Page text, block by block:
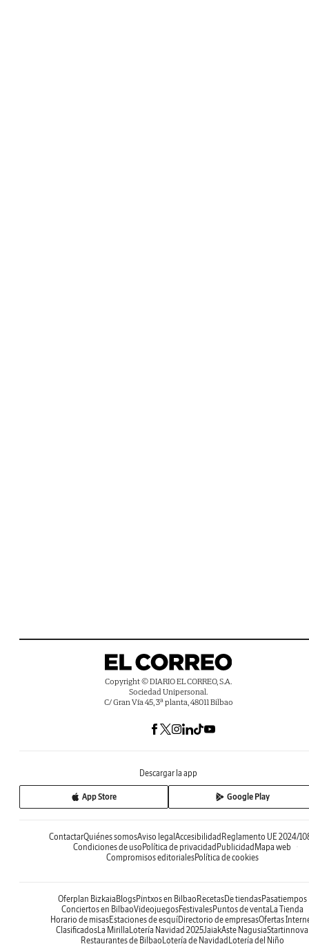
Copyright © DIARIO EL CORREO, S.A.
Sociedad Unipersonal.
C/ Gran Vía 45, 3ª planta, 48011 Bilbao
Descargar la app
App Store Google Play
ContactarQuiénes somosAviso legal Accesibilidad Reglamento UE 2024/
Condiciones de uso Política de privacidad Publicidad Mapa web
Compromisos editorialesPolítica de cookies
Oferplan Bizkaia BlogsPintxos en Bilbao RecetasDe tiendasPasatiempos
Conciertos en BilbaoVideojuegosFestivalesPuntos de venta La Tienda
Horario de misasEstaciones de esquíDirectorio de empresasOfertas
Clasificados La Mirilla Lotería Navidad 2025JaiakAste NagusiaStartinnova
Restaurantes de Bilbao Lotería de Navidad Lotería del Niño